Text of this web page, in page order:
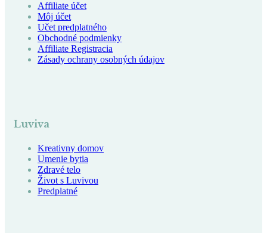
Affiliate účet
Môj účet
Učet predplatného
Obchodné podmienky
Affiliate Registracia
Zásady ochrany osobných údajov
Luviva
Kreativny domov
Umenie bytia
Zdravé telo
Život s Luvivou
Predplatné